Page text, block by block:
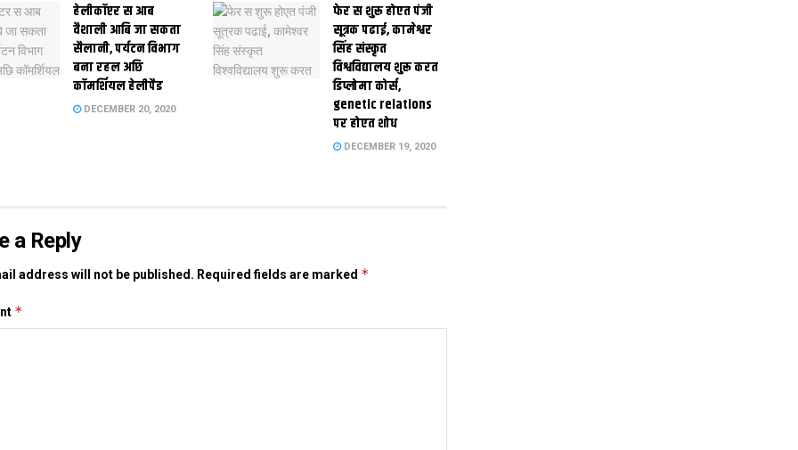
हेलीकॉप्टर स आब
वैशाली आबि जा सकता
सैलानी, पर्यटन विभाग
बना रहल अछि
कॉमर्शियल हेलीपैड
DECEMBER 20, 2020
फेर स शुरू होएत पंजी
सूत्रक पढाई, कामेश्वर
सिंह संस्कृत
विश्वविद्यालय शुरू करत
डिप्लोमा कोर्स,
genetic relations
पर होएत शोध
DECEMBER 19, 2020
a Reply
address will not be published. Required fields are marked *
*